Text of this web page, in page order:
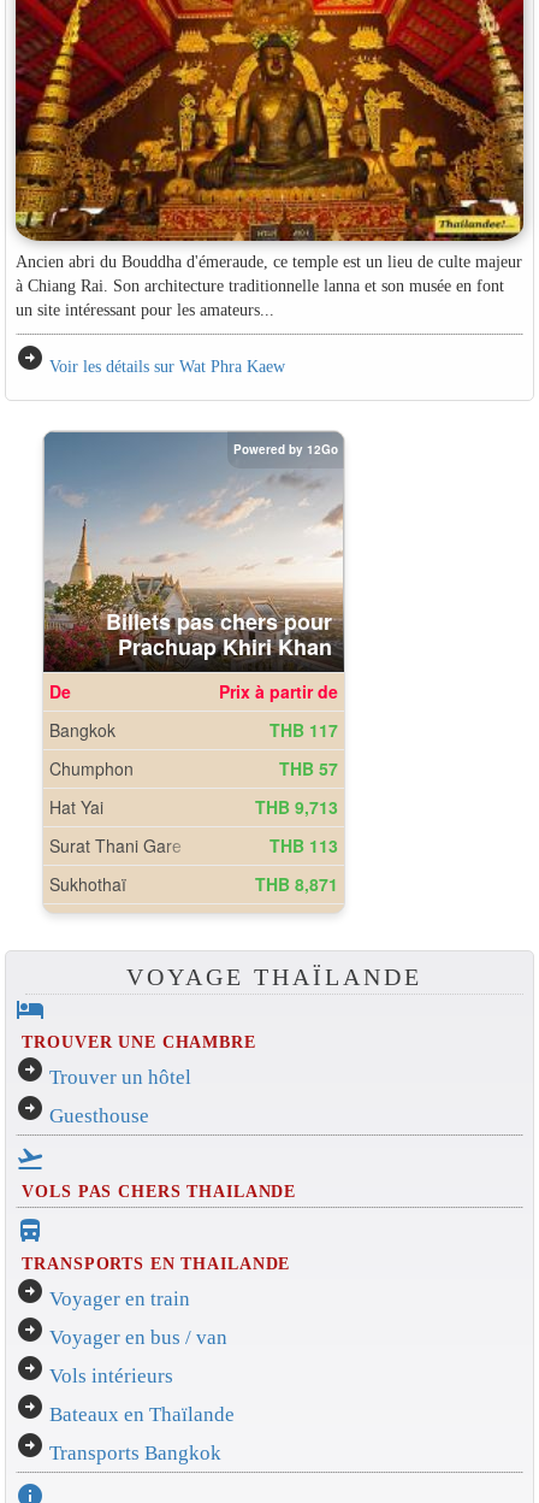
Ancien abri du Bouddha d'émeraude, ce temple est un lieu de culte majeur
à Chiang Rai. Son architecture traditionnelle lanna et son musée en font
un site intéressant pour les amateurs...
arrow_circle_right Voir les détails sur Wat Phra Kaew
VOYAGE THAÏLANDE
hotel
TROUVER UNE CHAMBRE
arrow_circle_right Trouver un hôtel
arrow_circle_right Guesthouse
flight_takeoff
VOLS PAS CHERS THAILANDE
directions_bus_filled
TRANSPORTS EN THAILANDE
arrow_circle_right Voyager en train
arrow_circle_right Voyager en bus / van
arrow_circle_right Vols intérieurs
arrow_circle_right Bateaux en Thaïlande
arrow_circle_right Transports Bangkok
info